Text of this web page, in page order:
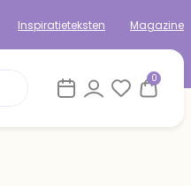
Inspiratieteksten Magazine
0